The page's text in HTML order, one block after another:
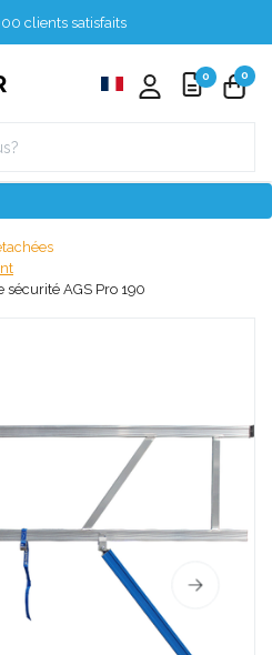
clients satisfaits
0 0
AGS Pro 190